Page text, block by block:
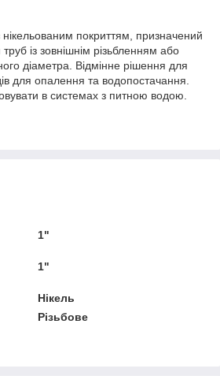
нікельованим покриттям, призначений
із зовнішнім різьбленням або
діаметра. Відмінне рішення для
для опалення та водопостачання.
в системах з питною водою.
1"
1"
Нікель
Різьбове